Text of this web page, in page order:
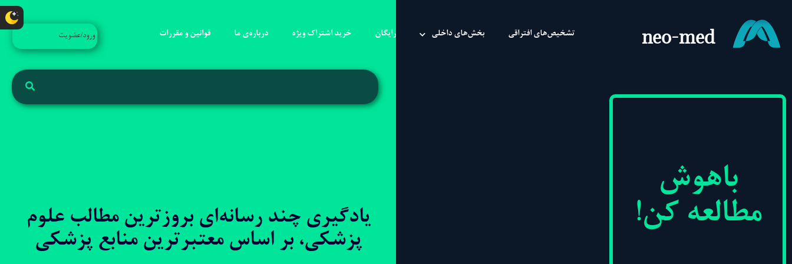
neo-med
باهوش
مطالعه کن!
تشخیص‌های افتراقی بخش‌های داخلی رایگان خرید اشتراک ویژه درباره‌ی ما قوانین و مقررات ورود/عضویت
یادگیری چند رسانه‌ای بروزترین مطالب علوم
پزشکی، بر اساس معتبرترین منابع پزشکی